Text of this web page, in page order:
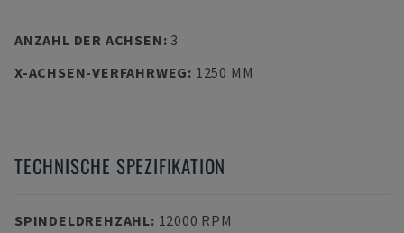
ANZAHL DER ACHSEN: 3
X-ACHSEN-VERFAHRWEG: 1250 MM
TECHNISCHE SPEZIFIKATION
SPINDELDREHZAHL: 12000 RPM